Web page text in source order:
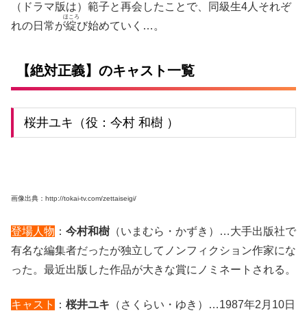
（ドラマ版は）範子と再会したことで、同級生4人それぞ
れの日常が綻
ほころ
び始めていく…。
【絶対正義】のキャスト一覧
桜井ユキ（役：今村 和樹 ）
画像出典：http://tokai-tv.com/zettaiseigi/
登場人物 ： 今村和樹 （いまむら・かずき）…大手出版社で
有名な編集者だったが独立してノンフィクション作家にな
った。最近出版した作品が大きな賞にノミネートされる。
キャスト ： 桜井ユキ （さくらい・ゆき）…1987年2月10日